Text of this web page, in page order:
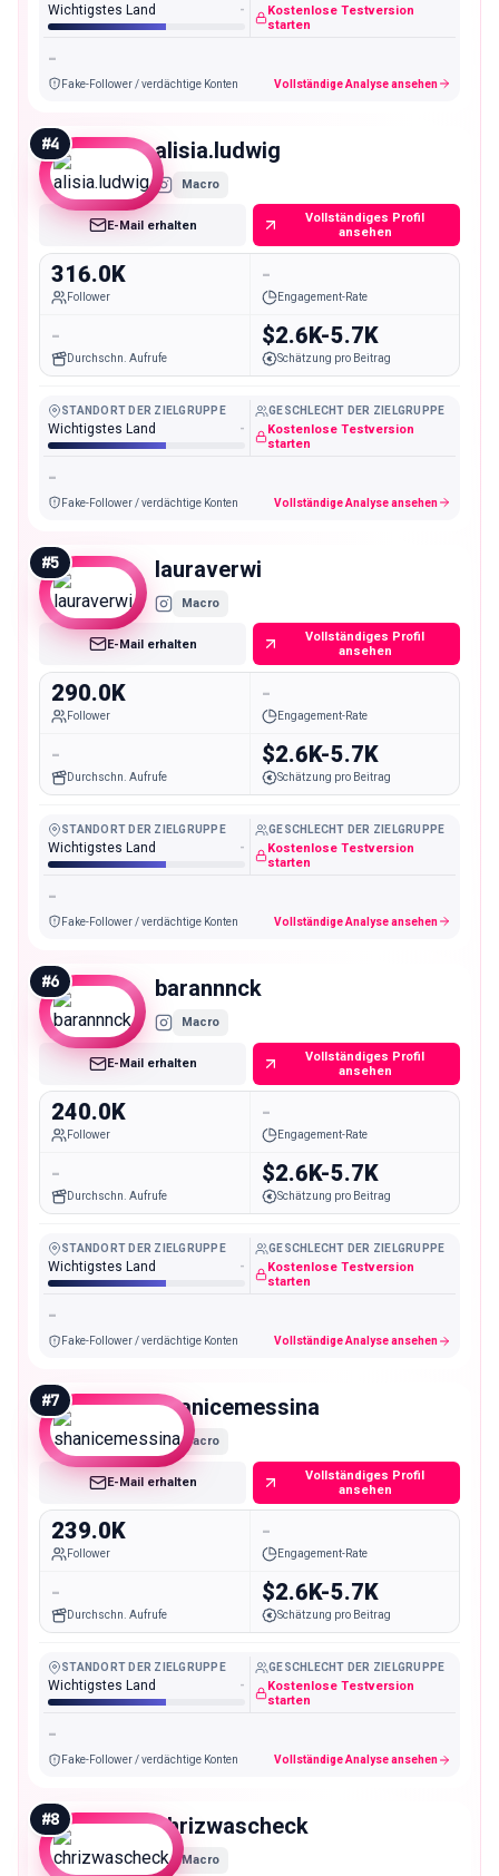
Wichtigstes Land -
Kostenlose Testversion
starten
-
Fake-Follower / verdächtige Konten Vollständige Analyse ansehen
#4 alisia.ludwig
Macro
E-Mail erhalten
Vollständiges Profil
ansehen
316.0K
Follower
-
Engagement-Rate
-
Durchschn. Aufrufe
$2.6K-5.7K
Schätzung pro Beitrag
STANDORT DER ZIELGRUPPE
Wichtigstes Land -
GESCHLECHT DER ZIELGRUPPE
Kostenlose Testversion
starten
-
Fake-Follower / verdächtige Konten Vollständige Analyse ansehen
#5 lauraverwi
Macro
E-Mail erhalten
Vollständiges Profil
ansehen
290.0K
Follower
-
Engagement-Rate
-
Durchschn. Aufrufe
$2.6K-5.7K
Schätzung pro Beitrag
STANDORT DER ZIELGRUPPE
Wichtigstes Land -
GESCHLECHT DER ZIELGRUPPE
Kostenlose Testversion
starten
-
Fake-Follower / verdächtige Konten Vollständige Analyse ansehen
#6 barannnck
Macro
E-Mail erhalten
Vollständiges Profil
ansehen
240.0K
Follower
-
Engagement-Rate
-
Durchschn. Aufrufe
$2.6K-5.7K
Schätzung pro Beitrag
STANDORT DER ZIELGRUPPE
Wichtigstes Land -
GESCHLECHT DER ZIELGRUPPE
Kostenlose Testversion
starten
-
Fake-Follower / verdächtige Konten Vollständige Analyse ansehen
#7 shanicemessina
Macro
E-Mail erhalten
Vollständiges Profil
ansehen
239.0K
Follower
-
Engagement-Rate
-
Durchschn. Aufrufe
$2.6K-5.7K
Schätzung pro Beitrag
STANDORT DER ZIELGRUPPE
Wichtigstes Land -
GESCHLECHT DER ZIELGRUPPE
Kostenlose Testversion
starten
-
Fake-Follower / verdächtige Konten Vollständige Analyse ansehen
#8 chrizwascheck
Macro